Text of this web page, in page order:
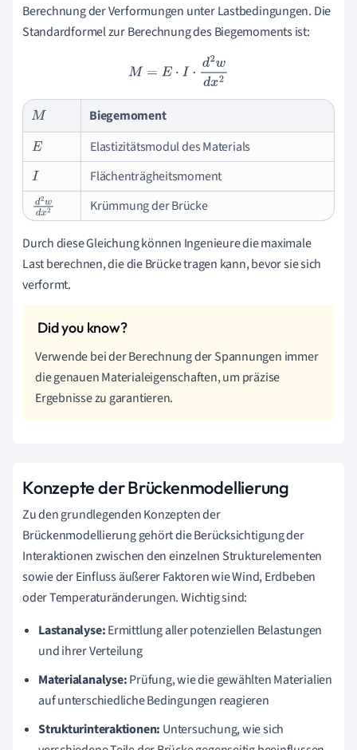
Berechnung der Verformungen unter Lastbedingungen. Die
Standardformel zur Berechnung des Biegemoments ist:
M
⋅I⋅ 2w dx2
M
Biegemoment
E
Elastizitätsmodul des Materials
I
Flächenträgheitsmoment
d2w Krümmung der Brücke
Durch diese Gleichung können Ingenieure die maximale
Last berechnen, die die Brücke tragen kann, bevor sie sich
verformt.
Verwende bei der Berechnung der Spannungen immer
die genauen Materialeigenschaften, um präzise
Ergebnisse zu garantieren.
Konzepte der Brückenmodellierung
Zu den grundlegenden Konzepten der
Brückenmodellierung gehört die Berücksichtigung der
Interaktionen zwischen den einzelnen Strukturelementen
sowie der Einfluss äußerer Faktoren wie Wind, Erdbeben
oder Temperaturänderungen. Wichtig sind:
Lastanalyse:Ermittlung aller potenziellen Belastungen
und ihrer Verteilung
Materialanalyse:Prüfung, wie die gewählten Materialien
auf unterschiedliche Bedingungen reagieren
Strukturinteraktionen: Untersuchung, wie sich